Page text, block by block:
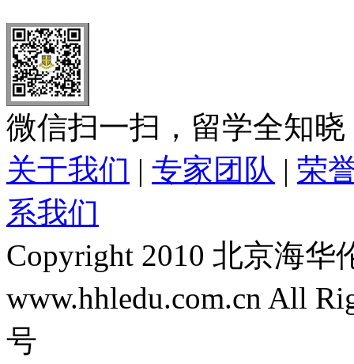
微信扫一扫，留学全知晓
关于我们 | 专家团队 | 荣
系我们
Copyright 2010 北京海
www.hhledu.com.cn All
号